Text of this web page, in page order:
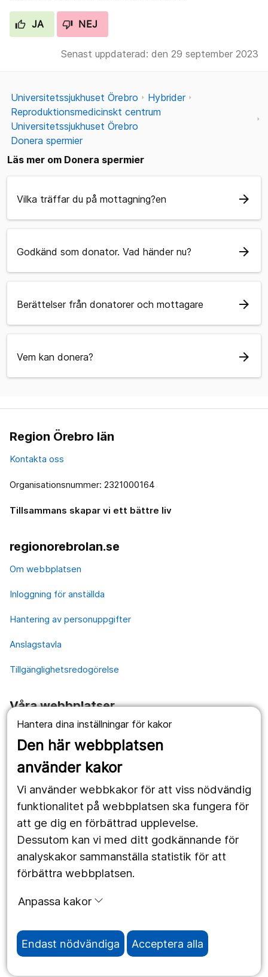
Hantera dina inställningar för kakor
Den här webbplatsen
använder kakor
Vi använder webbkakor för att viss nödvändig
funktionalitet på webbplatsen ska fungera för
att ge dig en förbättrad upplevelse.
Dessutom kan vi med ditt godkännande för
analyskakor sammanställa statistik för att
förbättra webbplatsen.
Anpassa kakor
Endast nödvändiga Acceptera alla
JA NEJ
Senast uppdaterad: den 29 september 2023
Universitetssjukhuset Örebro
Hybrider
Reproduktionsmedicinskt centrum
Universitetssjukhuset Örebro
Donera spermier
Läs mer om Donera spermier
Vilka träffar du på mottagning?en arrow_forward
Godkänd som donator. Vad händer nu? arrow_forward
Berättelser från donatorer och mottagare arrow_forward
Vem kan donera? arrow_forward
Region Örebro län
Kontakta oss
Organisationsnummer: 2321000164
Tillsammans skapar vi ett bättre liv
regionorebrolan.se
Om webbplatsen
Inloggning för anställda
Hantering av personuppgifter
Anslagstavla
Tillgänglighetsredogörelse
Våra webbplatser
1177.se
Länstrafiken
Utveckling
Följ oss
Facebook